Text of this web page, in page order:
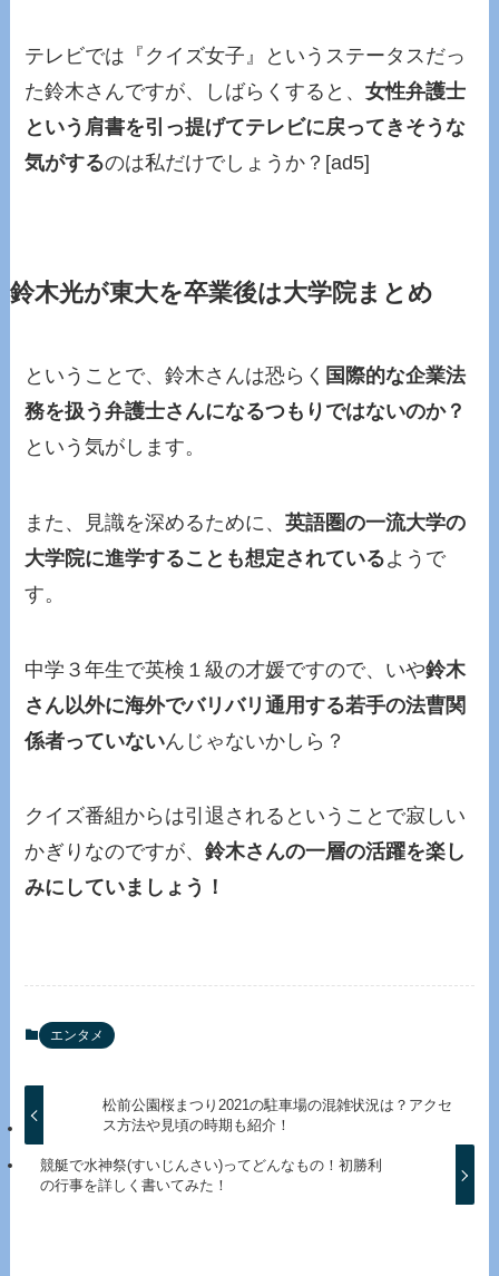
テレビでは『クイズ女子』というステータスだっ
た鈴木さんですが、しばらくすると、女性弁護士
という肩書を引っ提げてテレビに戻ってきそうな
気がするのは私だけでしょうか？[ad5]
鈴木光が東大を卒業後は大学院まとめ
ということで、鈴木さんは恐らく 国際的な企業法
務を扱う弁護士さんになるつもりではないのか？
という気がします。
また、見識を深めるために、英語圏の一流大学の
大学院に進学することも想定されているようで
す。
中学３年生で英検１級の才媛ですので、いや鈴木
さん以外に海外でバリバリ通用する若手の法曹関
係者っていないんじゃないかしら？
クイズ番組からは引退されるということで寂しい
かぎりなのですが、鈴木さんの一層の活躍を楽し
みにしていましょう！
エンタメ
松前公園桜まつり2021の駐車場の混雑状況は？アクセ
ス方法や見頃の時期も紹介！
競艇で水神祭(すいじんさい)ってどんなもの！初勝利
の行事を詳しく書いてみた！